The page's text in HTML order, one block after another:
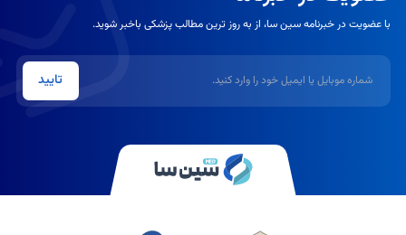
با عضویت در خبرنامه سین سا، از به روز ترین مطالب پزشکی باخبر شوید.
شماره موبایل یا ایمیل
تایید